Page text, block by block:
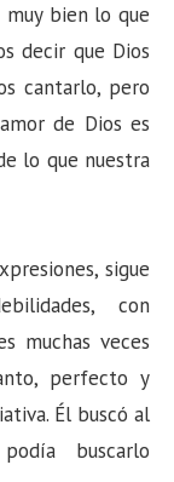
muy bien lo que
decir que Dios
cantarlo, pero
de Dios es
lo que nuestra
sigue
con
muchas veces
perfecto y
Él buscó al
buscarlo